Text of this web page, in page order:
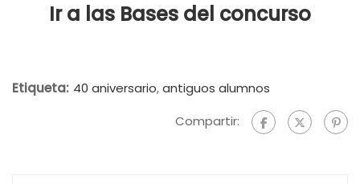
Ir a las Bases del concurso
Etiqueta: 40 aniversario,antiguos alumnos
Compartir: